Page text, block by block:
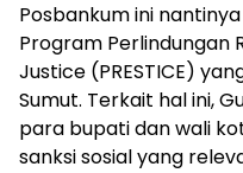
Posbankum ini
Program Perlindungan
Justice (PRESTICE)
Sumut. Terkait hal ini,
para bupati dan wali
sanksi sosial yang